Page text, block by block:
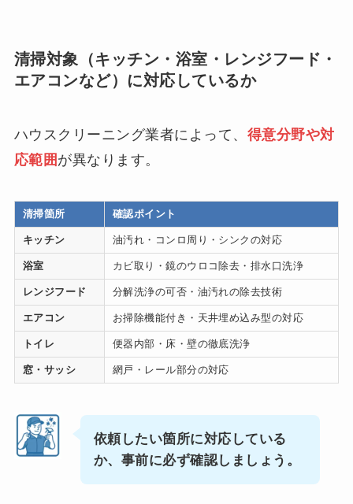
清掃対象（キッチン・浴室・レンジフード・
エアコンなど）に対応しているか
ハウスクリーニング業者によって、 得意分野や対
応範囲 が異なります。
清掃箇所 確認ポイント
キッチン 油汚れ・コンロ周り・シンクの対応
浴室 カビ取り・鏡のウロコ除去・排水口洗浄
レンジフード 分解洗浄の可否・油汚れの除去技術
エアコン お掃除機能付き・天井埋め込み型の対応
トイレ 便器内部・床・壁の徹底洗浄
窓・サッシ 網戸・レール部分の対応
依頼したい箇所に対応している
か、事前に必ず確認しましょう。